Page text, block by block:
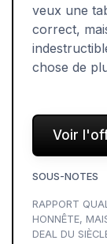
veux une
correct,
chose de
Voir
SOUS-NOTES
RAPPORT
HONNÊTE,
DEAL DU